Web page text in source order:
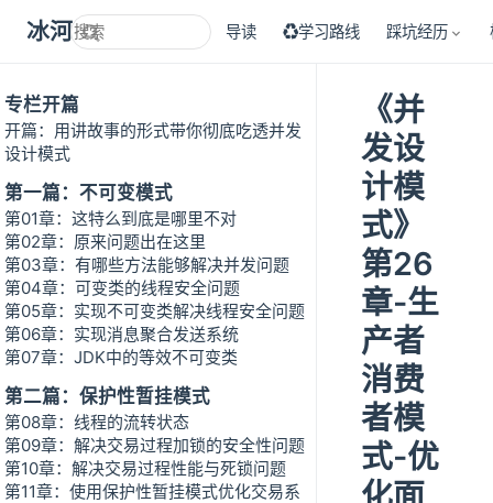
冰河技术 导读 ♻学习路线 踩坑经历
专栏开篇
开篇：用讲故事的形式带你彻底吃透并发
设计模式
第一篇：不可变模式
第01章：这特么到底是哪里不对
第02章：原来问题出在这里
第03章：有哪些方法能够解决并发问题
第04章：可变类的线程安全问题
第05章：实现不可变类解决线程安全问题
第06章：实现消息聚合发送系统
第07章：JDK中的等效不可变类
第二篇：保护性暂挂模式
第08章：线程的流转状态
第09章：解决交易过程加锁的安全性问题
第10章：解决交易过程性能与死锁问题
第11章：使用保护性暂挂模式优化交易系
《并
发设
计模
式》
第26
章-生
产者
消费
者模
式-优
化面